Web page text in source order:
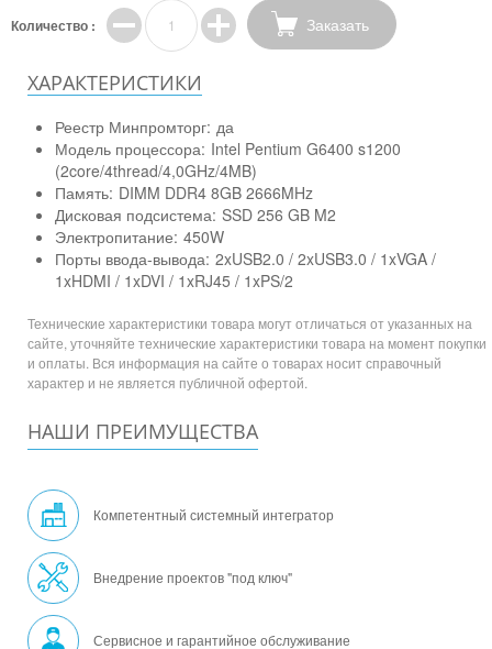
Количество : Заказать
ХАРАКТЕРИСТИКИ
Реестр Минпромторг: да
Модель процессора: Intel Pentium G6400 s1200
(2core/4thread/4,0GHz/4MB)
Память: DIMM DDR4 8GB 2666MHz
Дисковая подсистема: SSD 256 GB M2
Электропитание: 450W
Порты ввода-вывода: 2xUSB2.0 / 2xUSB3.0 / 1xVGA /
1xHDMI / 1xDVI / 1xRJ45 / 1xPS/2
Технические характеристики товара могут отличаться от указанных на
сайте, уточняйте технические характеристики товара на момент покупки
и оплаты. Вся информация на сайте о товарах носит справочный
характер и не является публичной офертой.
НАШИ ПРЕИМУЩЕСТВА
Компетентный системный интегратор
Внедрение проектов "под ключ"
Сервисное и гарантийное обслуживание